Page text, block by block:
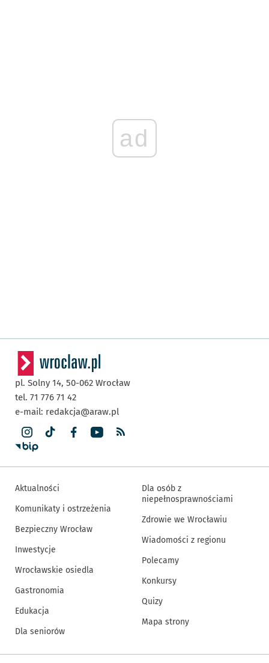
ad
pl. Solny 14, 50-062 Wrocław
tel. 71 776 71 42
e-mail: redakcja@araw.pl
Aktualności
Komunikaty i ostrzeżenia
Bezpieczny Wrocław
Inwestycje
Wrocławskie osiedla
Gastronomia
Edukacja
Dla seniorów
Dla osób z
niepełnosprawnościami
Zdrowie we Wrocławiu
Wiadomości z regionu
Polecamy
Konkursy
Quizy
Mapa strony